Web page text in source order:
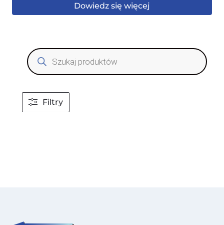
Dowiedz się więcej
Wyszukiwarka
produktów
Filtry